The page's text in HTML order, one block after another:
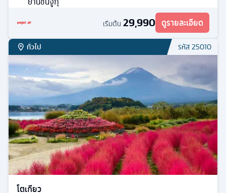
ที่พักระดับ
วัดเซนโซจิ (วัดอาซากุสะ) - ถนนนาคามิเสะ - วัดโกโทคุจิ -
หมู่บ้านโอชิโนะฮัคไค - สวนโออิชิพาร์ค - ย่านชินจูกุ
เริ่มต้น29,990 ดูรายละเอียด
เน้นวัฒนธรรม รหัส25874